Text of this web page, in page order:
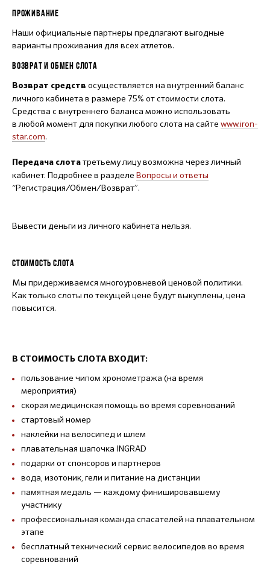
ПРОЖИВАНИЕ
Наши официальные партнеры предлагают выгодные
варианты проживания для всех атлетов.
ВОЗВРАТ И ОБМЕН СЛОТА
Возврат средств осуществляется на внутренний баланс
личного кабинета в размере 75% от стоимости слота.
Средства с внутреннего баланса можно использовать
в любой момент для покупки любого слота на сайте www.iron-
star.com.
Передача слота третьему лицу возможна через личный
кабинет. Подробнее в разделе Вопросы и ответы
“Регистрация/Обмен/Возврат”.
Вывести деньги из личного кабинета нельзя.
СТОИМОСТЬ СЛОТА
Мы придерживаемся многоуровневой ценовой политики.
Как только слоты по текущей цене будут выкуплены, цена
повысится.
В СТОИМОСТЬ СЛОТА ВХОДИТ:
пользование чипом хронометража (на время
мероприятия)
скорая медицинская помощь во время соревнований
стартовый номер
наклейки на велосипед и шлем
плавательная шапочка INGRAD
подарки от спонсоров и партнеров
вода, изотоник, гели и питание на дистанции
памятная медаль — каждому финишировавшему
участнику
профессиональная команда спасателей на плавательном
этапе
бесплатный технический сервис велосипедов во время
соревнований